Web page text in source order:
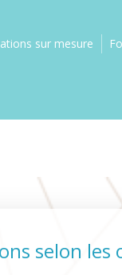
sur mesure
selon les